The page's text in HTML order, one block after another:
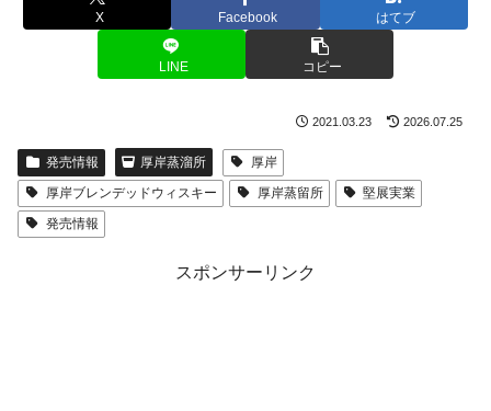
X Facebook はてブ
LINE コピー
2021.03.23 2026.07.25
発売情報 厚岸蒸溜所
厚岸
厚岸ブレンデッドウィスキー
厚岸蒸留所
堅展実業
発売情報
スポンサーリンク